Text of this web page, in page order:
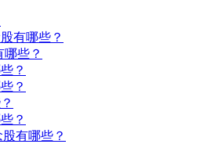
有哪些？
哪些？
？
？
？
有哪些？